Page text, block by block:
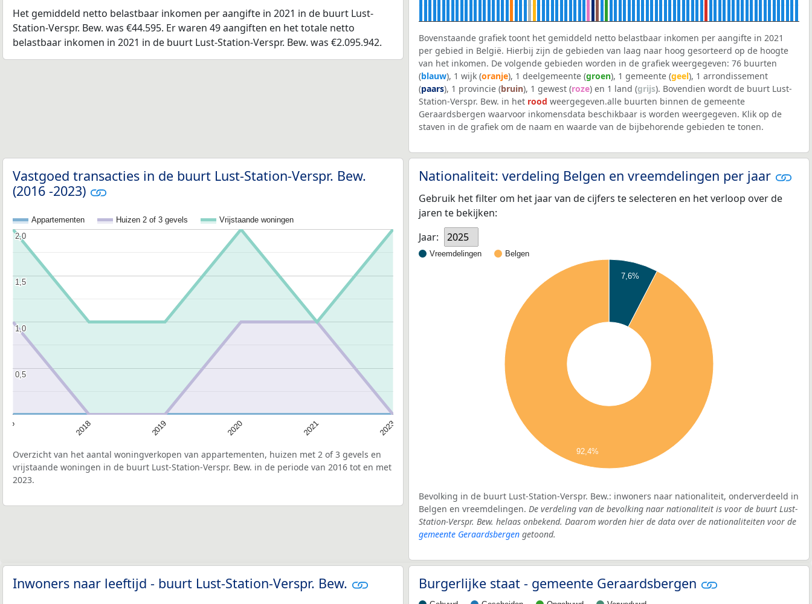
Het gemiddeld netto belastbaar inkomen per aangifte in 2021 in de buurt Lust-
Station-Verspr. Bew. was €44.595. Er waren 49 aangiften en het totale netto
belastbaar inkomen in 2021 in de buurt Lust-Station-Verspr. Bew. was €2.095.942.
Bovenstaande grafiek toont het gemiddeld netto belastbaar inkomen per aangifte in 2021
per gebied in België. Hierbij zijn de gebieden van laag naar hoog gesorteerd op de hoogte
van het inkomen. De volgende gebieden worden in de grafiek weergegeven: 76 buurten
(blauw), 1 wijk (oranje), 1 deelgemeente (groen), 1 gemeente (geel), 1 arrondissement
(paars), 1 provincie (bruin), 1 gewest (roze) en 1 land (grijs). Bovendien wordt de buurt Lust-
Station-Verspr. Bew. in het rood weergegeven.alle buurten binnen de gemeente
Geraardsbergen waarvoor inkomensdata beschikbaar is worden weergegeven. Klik op de
staven in de grafiek om de naam en waarde van de bijbehorende gebieden te tonen.
Vastgoed transacties in de buurt Lust-Station-Verspr. Bew.
(2016 -2023)
Appartementen Huizen 2 of 3 gevels Vrijstaande woningen
2018 2019 2020 2021 2023
0,5
0,5
1,0
1,0
1,5
1,5
2,0
2,0
Overzicht van het aantal woningverkopen van appartementen, huizen met 2 of 3 gevels en
vrijstaande woningen in de buurt Lust-Station-Verspr. Bew. in de periode van 2016 tot en met
2023.
Nationaliteit: verdeling Belgen en vreemdelingen per jaar
Gebruik het filter om het jaar van de cijfers te selecteren en het verloop over de
jaren te bekijken:
Jaar:
2025
Vreemdelingen Belgen
7,6%
92,4%
Bevolking in de buurt Lust-Station-Verspr. Bew.: inwoners naar nationaliteit, onderverdeeld in
Belgen en vreemdelingen. De verdeling van de bevolking naar nationaliteit is voor de buurt Lust-
Station-Verspr. Bew. helaas onbekend. Daarom worden hier de data over de nationaliteiten voor de
gemeente Geraardsbergen getoond.
Inwoners naar leeftijd - buurt Lust-Station-Verspr. Bew. Burgerlijke staat - gemeente Geraardsbergen